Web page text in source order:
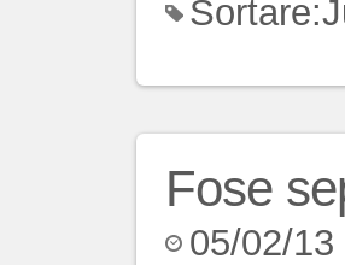
Sortare:
Fose
05/02/13